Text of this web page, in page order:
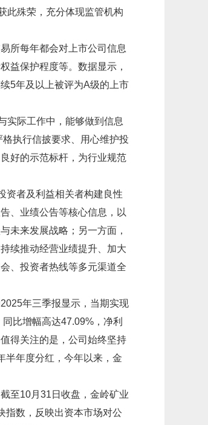
此殊荣，充分体现监管机构
所每年都会对上市公司信息
益保护程度等。数据显示，
5年及以上被评为A级的上市
实际工作中，能够做到信息
执行信披要求、用心维护投
好的示范标杆，为行业规范
资者及利益相关者构建良性
、业绩公告等核心信息，以
未来发展战略；另一方面，
续推动经营业绩提升、加大
、投资者热线等多元渠道全
年三季报显示，当期实现
比增幅高达47.09%，净利
得关注的是，公司始终坚持
半年度分红，今年以来，金
至10月31日收盘，金岭矿业
指数，反映出资本市场对公